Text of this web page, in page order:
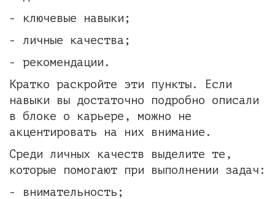
- ключевые навыки;
- личные качества;
- рекомендации.
Кратко раскройте эти пункты. Если
навыки вы достаточно подробно описали
в блоке о карьере, можно не
акцентировать на них внимание.
Среди личных качеств выделите те,
которые помогают при выполнении задач:
- внимательность;